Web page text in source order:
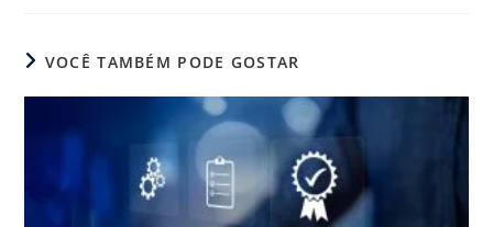
VOCÊ TAMBÉM PODE GOSTAR